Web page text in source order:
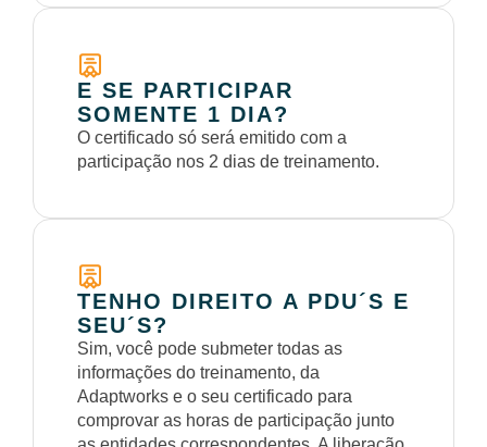
E SE PARTICIPAR
SOMENTE 1 DIA?
O certificado só será emitido com a
participação nos 2 dias de treinamento.
TENHO DIREITO A PDU´S E
SEU´S?
Sim, você pode submeter todas as
informações do treinamento, da
Adaptworks e o seu certificado para
comprovar as horas de participação junto